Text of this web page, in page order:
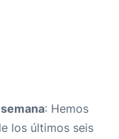
: Hemos
los últimos seis